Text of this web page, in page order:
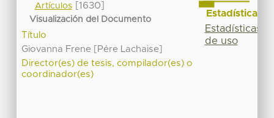
Artículos[1630]
Visualización del Documento
Título
Giovanna Frene [Pére Lachaise]
Director(es) de tesis, compilador(es) o
coordinador(es)
Estadísticas
Estadísticas
de uso